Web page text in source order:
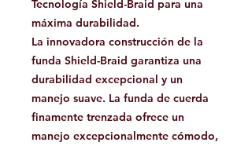
Tecnología Shield-Braid para una
máxima durabilidad.
La innovadora construcción de la
funda Shield-Braid garantiza una
durabilidad excepcional y un
manejo suave. La funda de cuerda
finamente trenzada ofrece un
manejo excepcionalmente cómodo,